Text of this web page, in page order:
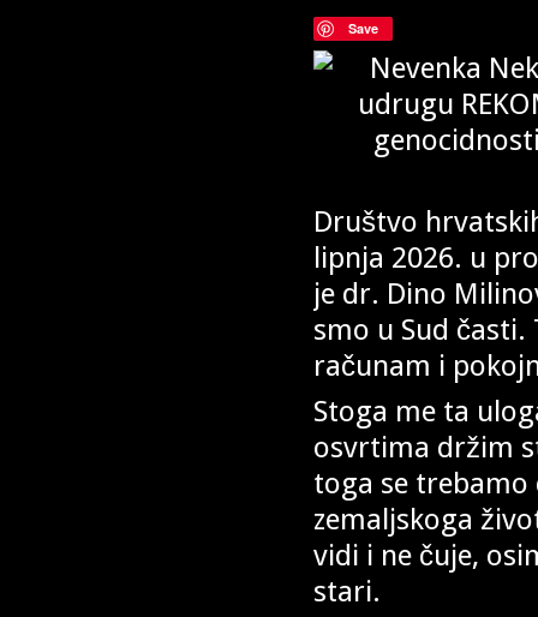
Save
Društvo
lipnja 2026. u
je dr. Dino
smo u Sud časti.
računam i
Stoga me ta
osvrtima držim
toga se
zemaljskoga
vidi i ne čuje,
stari.